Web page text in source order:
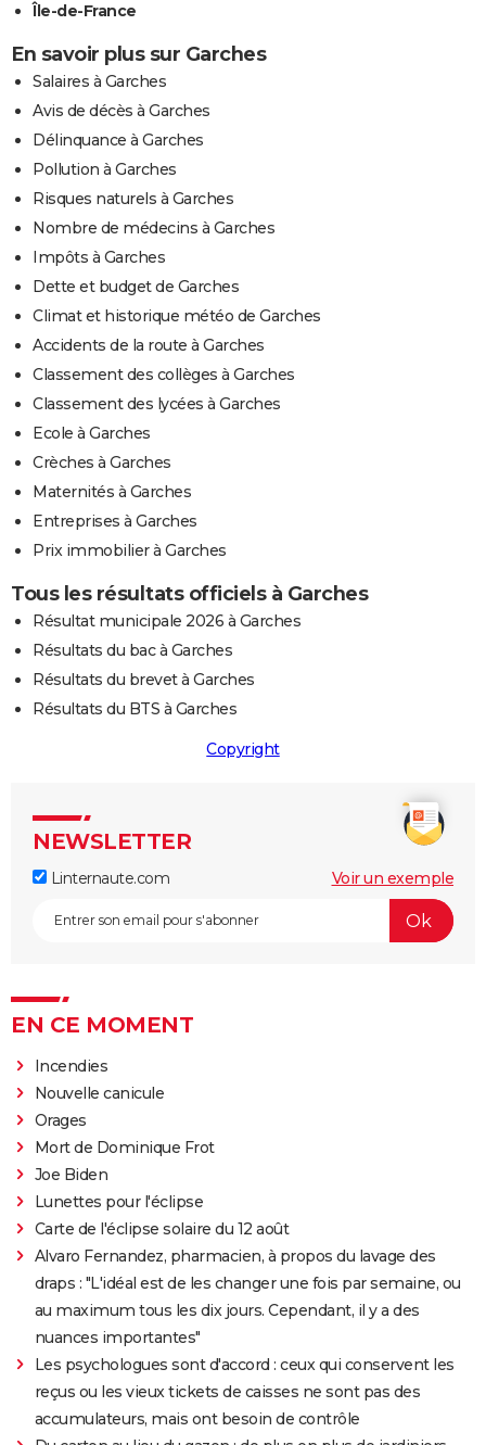
Île-de-France
En savoir plus sur Garches
Salaires à Garches
Avis de décès à Garches
Délinquance à Garches
Pollution à Garches
Risques naturels à Garches
Nombre de médecins à Garches
Impôts à Garches
Dette et budget de Garches
Climat et historique météo de Garches
Accidents de la route à Garches
Classement des collèges à Garches
Classement des lycées à Garches
Ecole à Garches
Crèches à Garches
Maternités à Garches
Entreprises à Garches
Prix immobilier à Garches
Tous les résultats officiels à Garches
Résultat municipale 2026 à Garches
Résultats du bac à Garches
Résultats du brevet à Garches
Résultats du BTS à Garches
Copyright
NEWSLETTER
Linternaute.com Voir un exemple
EN CE MOMENT
Incendies
Nouvelle canicule
Orages
Mort de Dominique Frot
Joe Biden
Lunettes pour l'éclipse
Carte de l'éclipse solaire du 12 août
Alvaro Fernandez, pharmacien, à propos du lavage des
draps : "L'idéal est de les changer une fois par semaine, ou
au maximum tous les dix jours. Cependant, il y a des
nuances importantes"
Les psychologues sont d'accord : ceux qui conservent les
reçus ou les vieux tickets de caisses ne sont pas des
accumulateurs, mais ont besoin de contrôle